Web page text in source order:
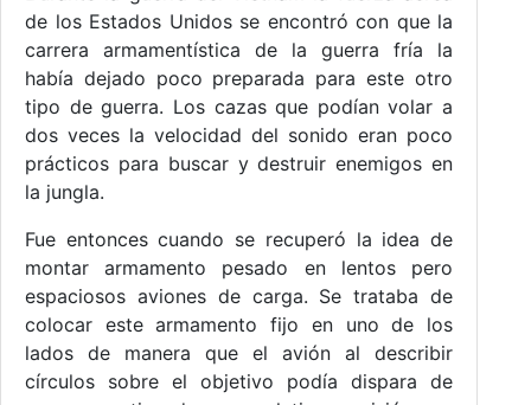
de los Estados Unidos se encontró con que la
carrera armamentística de la guerra fría la
había dejado poco preparada para este otro
tipo de guerra. Los cazas que podían volar a
dos veces la velocidad del sonido eran poco
prácticos para buscar y destruir enemigos en
la jungla.
Fue entonces cuando se recuperó la idea de
montar armamento pesado en lentos pero
espaciosos aviones de carga. Se trataba de
colocar este armamento fijo en uno de los
lados de manera que el avión al describir
círculos sobre el objetivo podía dispara de